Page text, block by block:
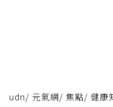
udn/ 元氣網/ 焦點/ 健康